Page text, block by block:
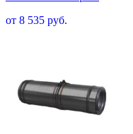
от 8 535 руб.